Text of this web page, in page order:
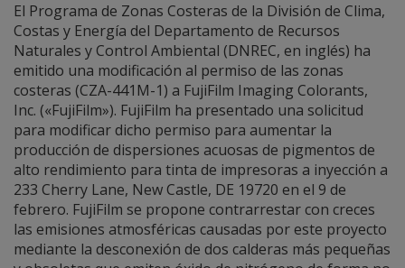
El Programa de Zonas Costeras de la División de Clima,
Costas y Energía del Departamento de Recursos
Naturales y Control Ambiental (DNREC, en inglés) ha
emitido una modificación al permiso de las zonas
costeras (CZA-441M-1) a FujiFilm Imaging Colorants,
Inc. («FujiFilm»). FujiFilm ha presentado una solicitud
para modificar dicho permiso para aumentar la
producción de dispersiones acuosas de pigmentos de
alto rendimiento para tinta de impresoras a inyección a
233 Cherry Lane, New Castle, DE 19720 en el 9 de
febrero. FujiFilm se propone contrarrestar con creces
las emisiones atmosféricas causadas por este proyecto
mediante la desconexión de dos calderas más pequeñas